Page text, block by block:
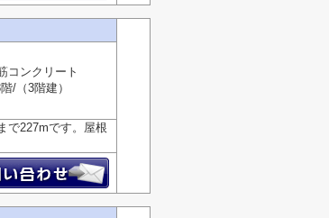
コンクリート
/（3階建）
で227mです。屋根